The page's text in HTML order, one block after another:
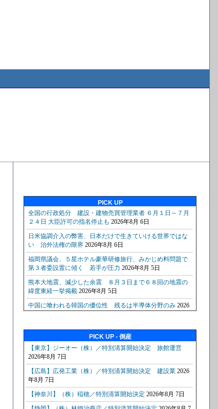
PICK UP
PICK UP - 倒産